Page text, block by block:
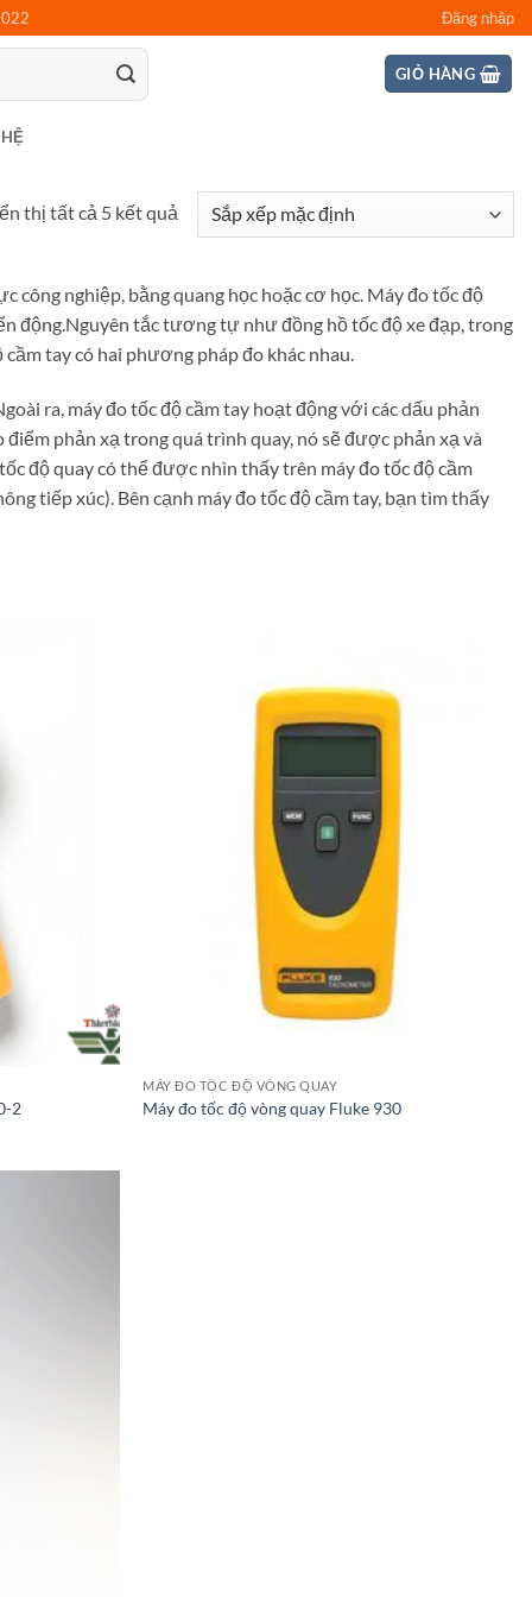
Đăng nhập
GIỎ HÀNG
thị tất cả 5 kết quả
nghiệp, bằng quang học hoặc cơ học. Máy đo tốc độ
động.Nguyên tắc tương tự như đồng hồ tốc độ xe đạp, trong
tay có hai phương pháp đo khác nhau.
ra, máy đo tốc độ cầm tay hoạt động với các dấu phản
phản xạ trong quá trình quay, nó sẽ được phản xạ và
độ quay có thể được nhìn thấy trên máy đo tốc độ cầm
tiếp xúc). Bên cạnh máy đo tốc độ cầm tay, bạn tìm thấy
2
MÁY ĐO TỐC ĐỘ VÒNG QUAY
Máy đo tốc độ vòng quay Fluke 930